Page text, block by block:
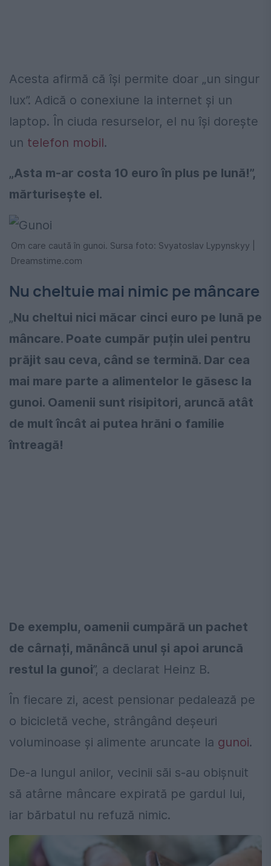
Acesta afirmă că își permite doar „un singur
lux”. Adică o conexiune la internet și un
laptop. În ciuda resurselor, el nu își dorește
un telefon mobil.
„Asta m-ar costa 10 euro în plus pe lună!”,
mărturisește el.
Om care caută în gunoi. Sursa foto: Svyatoslav Lypynskyy |
Dreamstime.com
Nu cheltuie mai nimic pe mâncare
„Nu cheltui nici măcar cinci euro pe lună pe
mâncare. Poate cumpăr puțin ulei pentru
prăjit sau ceva, când se termină. Dar cea
mai mare parte a alimentelor le găsesc la
gunoi. Oamenii sunt risipitori, aruncă atât
de mult încât ai putea hrăni o familie
întreagă!
De exemplu, oamenii cumpără un pachet
de cârnați, mănâncă unul și apoi aruncă
restul la gunoi”, a declarat Heinz B.
În fiecare zi, acest pensionar pedalează pe
o bicicletă veche, strângând deșeuri
voluminoase și alimente aruncate la gunoi.
De-a lungul anilor, vecinii săi s-au obișnuit
să atârne mâncare expirată pe gardul lui,
iar bărbatul nu refuză nimic.